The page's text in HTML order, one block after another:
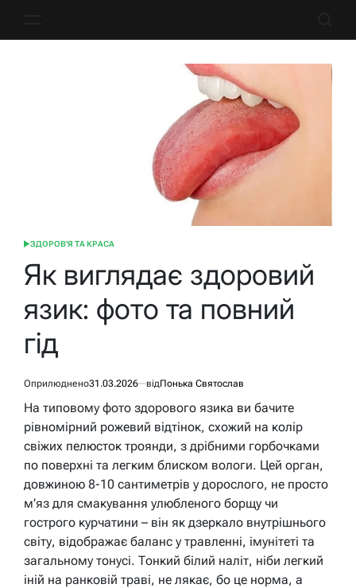
ОПУБЛІКУВАТИ
ЗДОРОВ'Я ТА КРАСА
Як виглядає здоровий
язик: фото та повний
гід
Оприлюднено31.03.2026 відПонька Святослав
На типовому фото здорового язика ви бачите
рівномірний рожевий відтінок, схожий на колір
свіжих пелюсток троянди, з дрібними горбочками
по поверхні та легким блиском вологи. Цей орган,
довжиною 8-10 сантиметрів у дорослого, не просто
м’яз для смакування улюбленого борщу чи
гострого курчатини – він як дзеркало внутрішнього
світу, відображає баланс у травленні, імунітеті та
загальному тонусі. Тонкий білий наліт, ніби легкий
іній на ранковій траві, не лякає, бо це норма, а